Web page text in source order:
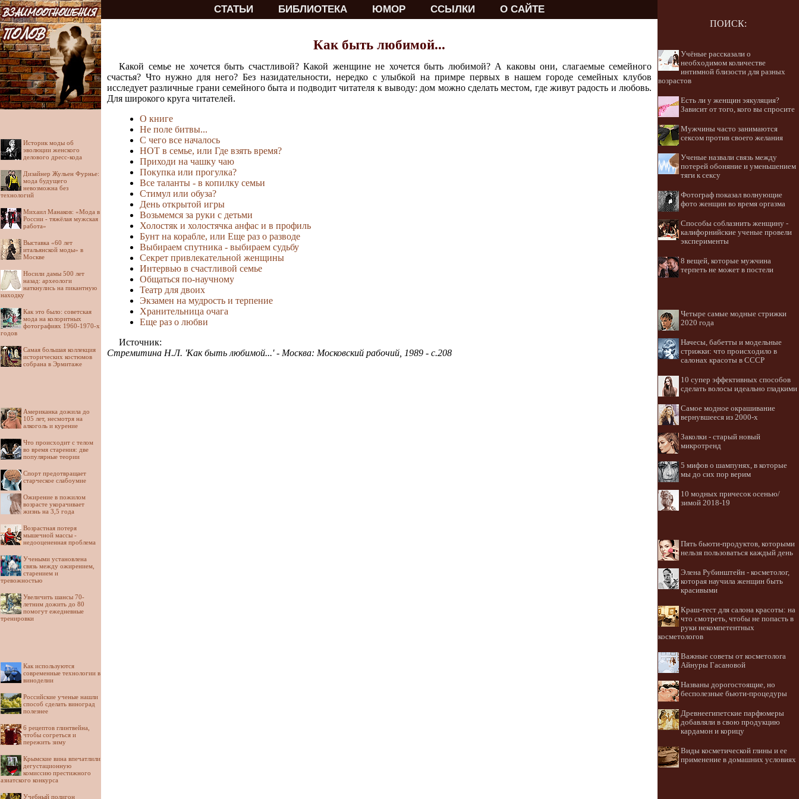
СТАТЬИ БИБЛИОТЕКА ЮМОР ССЫЛКИ О САЙТЕ
Историк моды об
эволюции женского
делового дресс-кода
Дизайнер Жульен Фурнье:
мода будущего
невозможна без
технологий
Михаил Манаков: «Мода в
России - тяжёлая мужская
работа»
Выставка «60 лет
итальянской моды» в
Москве
Носили дамы 500 лет
назад: археологи
наткнулись на пикантную
находку
Как это было: советская
мода на колоритных
фотографиях 1960-1970-х
годов
Самая большая коллекция
исторических костюмов
собрана в Эрмитаже
Американка дожила до
105 лет, несмотря на
алкоголь и курение
Что происходит с телом
во время старения: две
популярные теории
Спорт предотвращает
старческое слабоумие
Ожирение в пожилом
возрасте укорачивает
жизнь на 3,5 года
Возрастная потеря
мышечной массы -
недооцененная проблема
Учеными установлена
связь между ожирением,
старением и
тревожностью
Увеличить шансы 70-
летним дожить до 80
помогут ежедневные
тренировки
Как используются
современные технологии в
виноделии
Российские ученые нашли
способ сделать виноград
полезнее
6 рецептов глинтвейна,
чтобы согреться и
пережить зиму
Крымские вина впечатлили
дегустационную
комиссию престижного
азиатского конкурса
Учебный полигон
Как быть любимой...
Какой семье не хочется быть счастливой? Какой женщине не хочется быть любимой? А каковы они, слагаемые семейного
счастья? Что нужно для него? Без назидательности, нередко с улыбкой на примре первых в нашем городе семейных клубов
исследует различные грани семейного быта и подводит читателя к выводу: дом можно сделать местом, где живут радость и любовь.
Для широкого круга читателей.
О книге
Не поле битвы...
С чего все началось
НОТ в семье, или Где взять время?
Приходи на чашку чаю
Покупка или прогулка?
Все таланты - в копилку семьи
Стимул или обуза?
День открытой игры
Возьмемся за руки с детьми
Холостяк и холостячка анфас и в профиль
Бунт на корабле, или Еще раз о разводе
Выбираем спутника - выбираем судьбу
Секрет привлекательной женщины
Интервью в счастливой семье
Общаться по-научному
Театр для двоих
Экзамен на мудрость и терпение
Хранительница очага
Еще раз о любви
Источник:
Стремитина Н.Л. 'Как быть любимой...' - Москва: Московский рабочий, 1989 - с.208
ПОИСК:
Учёные рассказали о
необходимом количестве
интимной близости для разных
возрастов
Есть ли у женщин эякуляция?
Зависит от того, кого вы спросите
Мужчины часто занимаются
сексом против своего желания
Ученые назвали связь между
потерей обоняние и уменьшением
тяги к сексу
Фотограф показал волнующие
фото женщин во время оргазма
Способы соблазнить женщину -
калифорнийские ученые провели
эксперименты
8 вещей, которые мужчина
терпеть не может в постели
Четыре самые модные стрижки
2020 года
Начесы, бабетты и модельные
стрижки: что происходило в
салонах красоты в СССР
10 супер эффективных способов
сделать волосы идеально гладкими
Самое модное окрашивание
вернувшееся из 2000-х
Заколки - старый новый
микротренд
5 мифов о шампунях, в которые
мы до сих пор верим
10 модных причесок осенью/
зимой 2018-19
Пять бьюти-продуктов, которыми
нельзя пользоваться каждый день
Элена Рубинштейн - косметолог,
которая научила женщин быть
красивыми
Краш-тест для салона красоты: на
что смотреть, чтобы не попасть в
руки некомпетентных
косметологов
Важные советы от косметолога
Айнуры Гасановой
Названы дорогостоящие, но
бесполезные бьюти-процедуры
Древнеегипетские парфюмеры
добавляли в свою продукцию
кардамон и корицу
Виды косметической глины и ее
применение в домашних условиях